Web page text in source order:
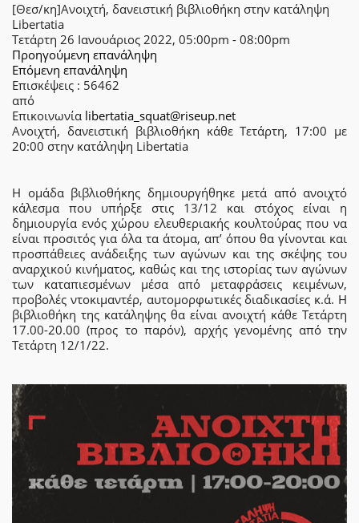
[Θεσ/κη]Ανοιχτή, δανειστική βιβλιοθήκη στην κατάληψη
Libertatia
Τετάρτη 26 Ιανουάριος 2022, 05:00pm - 08:00pm
Προηγούμενη επανάληψη
Επόμενη επανάληψη
Επισκέψεις : 56462
από
Επικοινωνία libertatia_squat@riseup.net
Ανοιχτή, δανειστική βιβλιοθήκη κάθε Τετάρτη, 17:00 με
20:00 στην κατάληψη Libertatia
Η ομάδα βιβλιοθήκης δημιουργήθηκε μετά από ανοιχτό
κάλεσμα που υπήρξε στις 13/12 και στόχος είναι η
δημιουργία ενός χώρου ελευθεριακής κουλτούρας που να
είναι προσιτός για όλα τα άτομα, απ’ όπου θα γίνονται και
προσπάθειες ανάδειξης των αγώνων και της σκέψης του
αναρχικού κινήματος, καθώς και της ιστορίας των αγώνων
των καταπιεσμένων μέσα από μεταφράσεις κειμένων,
προβολές ντοκιμαντέρ, αυτομορφωτικές διαδικασίες κ.ά. Η
βιβλιοθήκη της κατάληψης θα είναι ανοιχτή κάθε Τετάρτη
17.00-20.00 (προς το παρόν), αρχής γενομένης από την
Τετάρτη 12/1/22.